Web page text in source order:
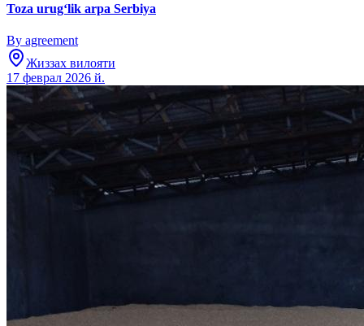
Toza urugʻlik arpa Serbiya
By agreement
Жиззах вилояти
17 феврал 2026 й.